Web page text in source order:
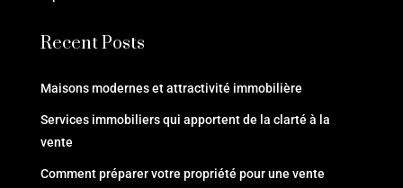
Recent Posts
Maisons modernes et attractivité immobilière
Services immobiliers qui apportent de la clarté à la
vente
Comment préparer votre propriété pour une vente